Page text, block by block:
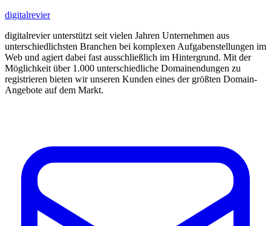
digitalrevier
digitalrevier unterstützt seit vielen Jahren Unternehmen aus
unterschiedlichsten Branchen bei komplexen Aufgabenstellungen im
Web und agiert dabei fast ausschließlich im Hintergrund. Mit der
Möglichkeit über 1.000 unterschiedliche Domainendungen zu
registrieren bieten wir unseren Kunden eines der größten Domain-
Angebote auf dem Markt.